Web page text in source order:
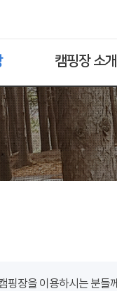
캠핑장 소개
핑장을 이용하시는 분들